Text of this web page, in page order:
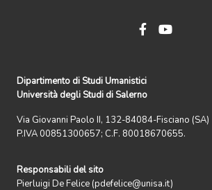
Dipartimento di Studi Umanistici
Università degli Studi di Salerno
Via Giovanni Paolo II, 132-84084-Fisciano (SA)
P.IVA 00851300657; C.F. 80018670655.
Responsabili del sito
Pierluigi De Felice (pdefelice@unisa.it)